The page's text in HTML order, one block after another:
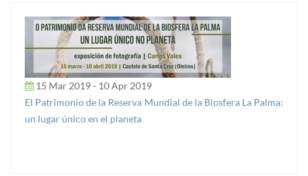
15 Mar 2019 - 10 Apr 2019
El Patrimonio de la Reserva Mundial de la Biosfera La Palma:
un lugar único en el planeta